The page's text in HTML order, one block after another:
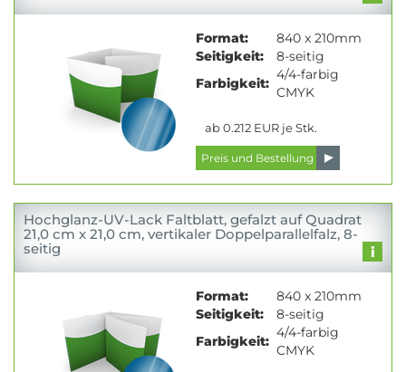
Format:
840 x 210mm
Seitigkeit:
8-seitig
Farbigkeit:
4/4-farbig
CMYK
ab 0.212 EUR je Stk.
Hochglanz-UV-Lack Faltblatt, gefalzt auf Quadrat
21,0 cm x 21,0 cm, vertikaler Doppelparallelfalz, 8-
seitig
Format:
840 x 210mm
Seitigkeit:
8-seitig
Farbigkeit:
4/4-farbig
CMYK